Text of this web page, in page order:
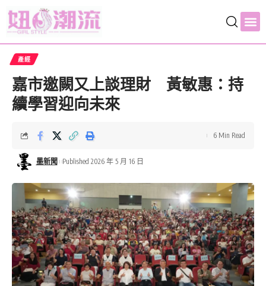
產經
嘉市邀闕又上談理財 黃敏惠：持
續學習迎向未來
墨新聞 Published 2026 年 5 月 16 日
6 Min Read